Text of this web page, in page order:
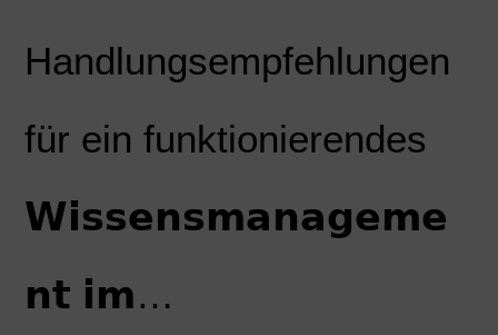
Handlungsempfehlungen
für ein funktionierendes
𝗪𝗶𝘀𝘀𝗲𝗻𝘀𝗺𝗮𝗻𝗮𝗴𝗲𝗺𝗲
𝗻𝘁 𝗶𝗺…